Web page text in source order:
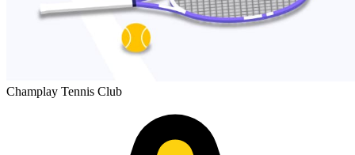
Champlay Tennis Club